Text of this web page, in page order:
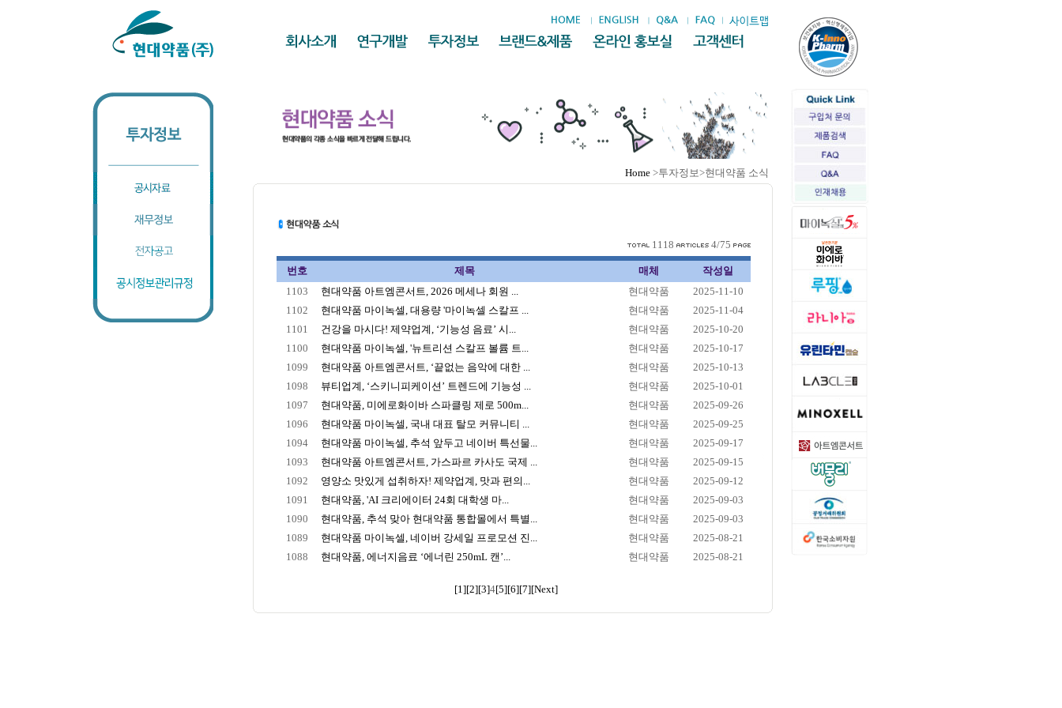
Home >투자정보>현대약품 소식
1118 4/75
번호 제목 매체
작성일
1103
현대약품 아트엠콘서트, 2026 메세나 회원 ... 현대약품
2025-11-10
1102
현대약품 마이녹셀, 대용량 '마이녹셀 스칼프 ... 현대약품
2025-11-04
1101
건강을 마시다! 제약업계, ‘기능성 음료’ 시... 현대약품
2025-10-20
1100
현대약품 마이녹셀, '뉴트리션 스칼프 볼륨 트... 현대약품
2025-10-17
1099
현대약품 아트엠콘서트, ‘끝없는 음악에 대한 ... 현대약품
2025-10-13
1098
뷰티업계, ‘스키니피케이션’ 트렌드에 기능성 ... 현대약품
2025-10-01
1097
현대약품, 미에로화이바 스파클링 제로 500m... 현대약품
2025-09-26
1096
현대약품 마이녹셀, 국내 대표 탈모 커뮤니티 ... 현대약품
2025-09-25
1094
현대약품 마이녹셀, 추석 앞두고 네이버 특선물... 현대약품
2025-09-17
1093
현대약품 아트엠콘서트, 가스파르 카사도 국제 ... 현대약품
2025-09-15
1092
영양소 맛있게 섭취하자! 제약업계, 맛과 편의... 현대약품
2025-09-12
1091
현대약품, 'AI 크리에이터 24회 대학생 마... 현대약품
2025-09-03
1090
현대약품, 추석 맞아 현대약품 통합몰에서 특별... 현대약품
2025-09-03
1089
현대약품 마이녹셀, 네이버 강세일 프로모션 진... 현대약품
2025-08-21
1088
현대약품, 에너지음료 ‘에너린 250mL 캔’... 현대약품 2025-08-21
[1][2][3]4[5][6][7][Next]